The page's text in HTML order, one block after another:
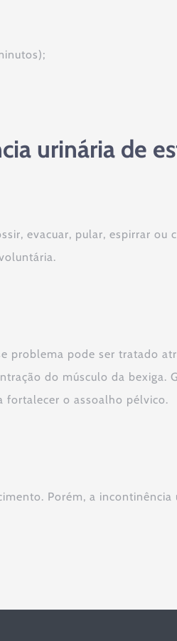
urinária de
evacuar, pular, espirrar ou
problema pode ser tratado
do músculo da bexiga.
fortalecer o assoalho pélvico.
Porém, a